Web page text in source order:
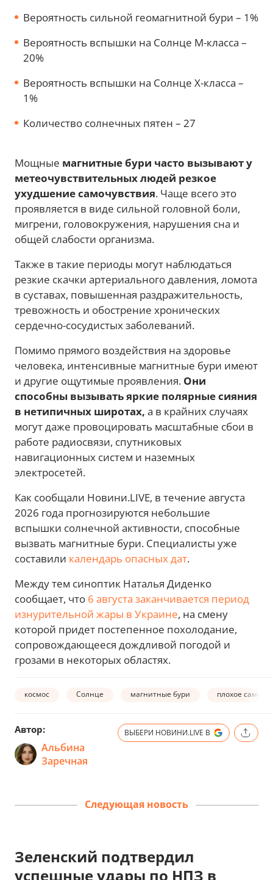
Вероятность сильной геомагнитной бури – 1%
Вероятность вспышки на Солнце М-класса –
20%
Вероятность вспышки на Солнце Х-класса –
1%
Количество солнечных пятен – 27
Мощные магнитные бури часто вызывают у
метеочувствительных людей резкое
ухудшение самочувствия. Чаще всего это
проявляется в виде сильной головной боли,
мигрени, головокружения, нарушения сна и
общей слабости организма.
Также в такие периоды могут наблюдаться
резкие скачки артериального давления, ломота
в суставах, повышенная раздражительность,
тревожность и обострение хронических
сердечно-сосудистых заболеваний.
Помимо прямого воздействия на здоровье
человека, интенсивные магнитные бури имеют
и другие ощутимые проявления. Они
способны вызывать яркие полярные сияния
в нетипичных широтах, а в крайних случаях
могут даже провоцировать масштабные сбои в
работе радиосвязи, спутниковых
навигационных систем и наземных
электросетей.
Как сообщали Новини.LIVE, в течение августа
2026 года прогнозируются небольшие
вспышки солнечной активности, способные
вызвать магнитные бури. Специалисты уже
составили календарь опасных дат.
Между тем синоптик Наталья Диденко
сообщает, что 6 августа заканчивается период
изнурительной жары в Украине, на смену
которой придет постепенное похолодание,
сопровождающееся дождливой погодой и
грозами в некоторых областях.
космос Солнце магнитные бури плохое
Автор:
Альбина
Заречная
ВЫБЕРИ НОВИНИ.LIVE В
Следующая новость
Зеленский подтвердил
успешные удары по НПЗ в